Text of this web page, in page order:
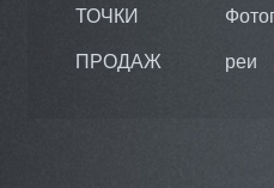
ТОЧКИ
ПРОДАЖ
реи